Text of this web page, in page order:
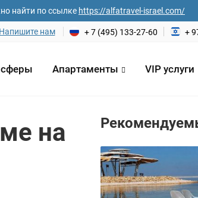
найти по ссылке https://alfatravel-israel.com/
Напишите нам + 7 (495) 133-27-60 +
Апартаменты VIP услуги
на